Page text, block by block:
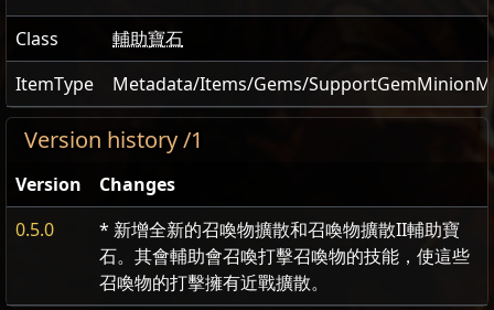
Class
輔助寶石
ItemType
Metadata/Items/Gems/
Version history /1
Version
Changes
0.5.0
* 新增全新的召喚物擴散和召喚物擴散II輔助寶
石。其會輔助會召喚打擊召喚物的技能，使這些
召喚物的打擊擁有近戰擴散。